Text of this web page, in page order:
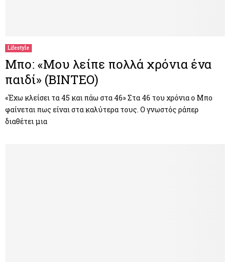
Lifestyle
Μπο: «Μου λείπε πολλά χρόνια ένα
παιδί» (ΒΙΝΤΕΟ)
«Έχω κλείσει τα 45 και πάω στα 46» Στα 46 του χρόνια ο Μπο
φαίνεται πως είναι στα καλύτερα τους. Ο γνωστός ράπερ
διαθέτει μια